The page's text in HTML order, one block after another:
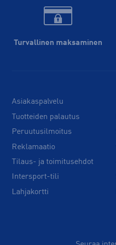
Turvallinen maksaminen
Asiakaspalvelu
Tuotteiden palautus
Peruutusilmoitus
Reklamaatio
Tilaus- ja toimitusehdot
Intersport-tili
Lahjakortti